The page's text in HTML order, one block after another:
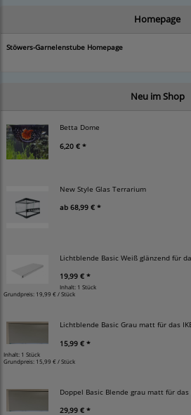
Homepage
Stöwers-Garnelenstube Homepage
Neu im Shop
Betta Dome
6,20 € *
New Style Glas Terrarium
ab 68,99 € *
Lichtblende Basic Weiß glänzend für
19,99 € *
Inhalt: 1 Stück
Grundpreis: 19,99 € / Stück
Lichtblende Basic Grau matt für das
15,99 € *
Inhalt: 1 Stück
Grundpreis: 15,99 € / Stück
Doppel Basic Blende grau matt für das
29,99 € *